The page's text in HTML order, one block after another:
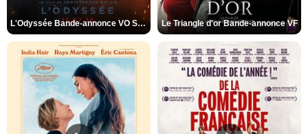
L'Odyssée Bande-annonce VO STFR Le Triangle d'or Bande-annonce VF